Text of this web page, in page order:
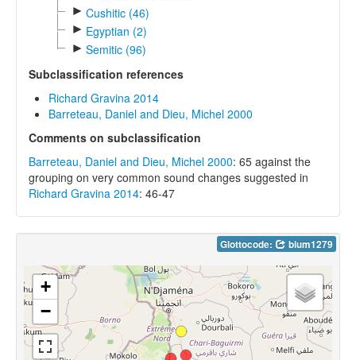
► Cushitic (46)
► Egyptian (2)
► Semitic (96)
Subclassification references
Richard Gravina 2014
Barreteau, Daniel and Dieu, Michel 2000
Comments on subclassification
Barreteau, Daniel and Dieu, Michel 2000: 65 against the
grouping on very common sound changes suggested in
Richard Gravina 2014: 46-47
Glottocode: bium1279
+
−